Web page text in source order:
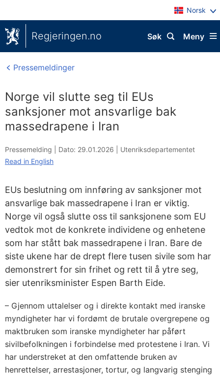
Norsk
Regjeringen.no Meny
Søk
Pressemeldinger
Norge vil slutte seg til EUs
sanksjoner mot ansvarlige bak
massedrapene i Iran
Pressemelding | Dato: 29.01.2026
Utenriksdepartementet
Read in English
EUs beslutning om innføring av sanksjoner mot
ansvarlige bak massedrapene i Iran er viktig.
Norge vil også slutte oss til sanksjonene som EU
vedtok mot de konkrete individene og enhetene
som har stått bak massedrapene i Iran. Bare de
siste ukene har de drept flere tusen sivile som har
demonstrert for sin frihet og rett til å ytre seg,
sier utenriksminister Espen Barth Eide.
– Gjennom uttalelser og i direkte kontakt med iranske
myndigheter har vi fordømt de brutale overgrepene og
maktbruken som iranske myndigheter har påført
sivilbefolkningen i forbindelse med protestene i Iran. Vi
har understreket at den omfattende bruken av
henrettelser, arrestasjoner, tortur, og langvarig stenging